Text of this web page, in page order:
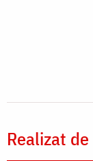
Realizat de